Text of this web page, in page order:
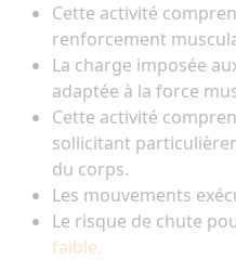
Cette activité
renforcement
La charge imposée
adaptée à la force
Cette activité
sollicitant
du corps.
Les mouvements
Le risque de chute
faible.